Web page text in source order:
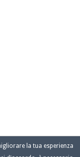
la tua esperienza